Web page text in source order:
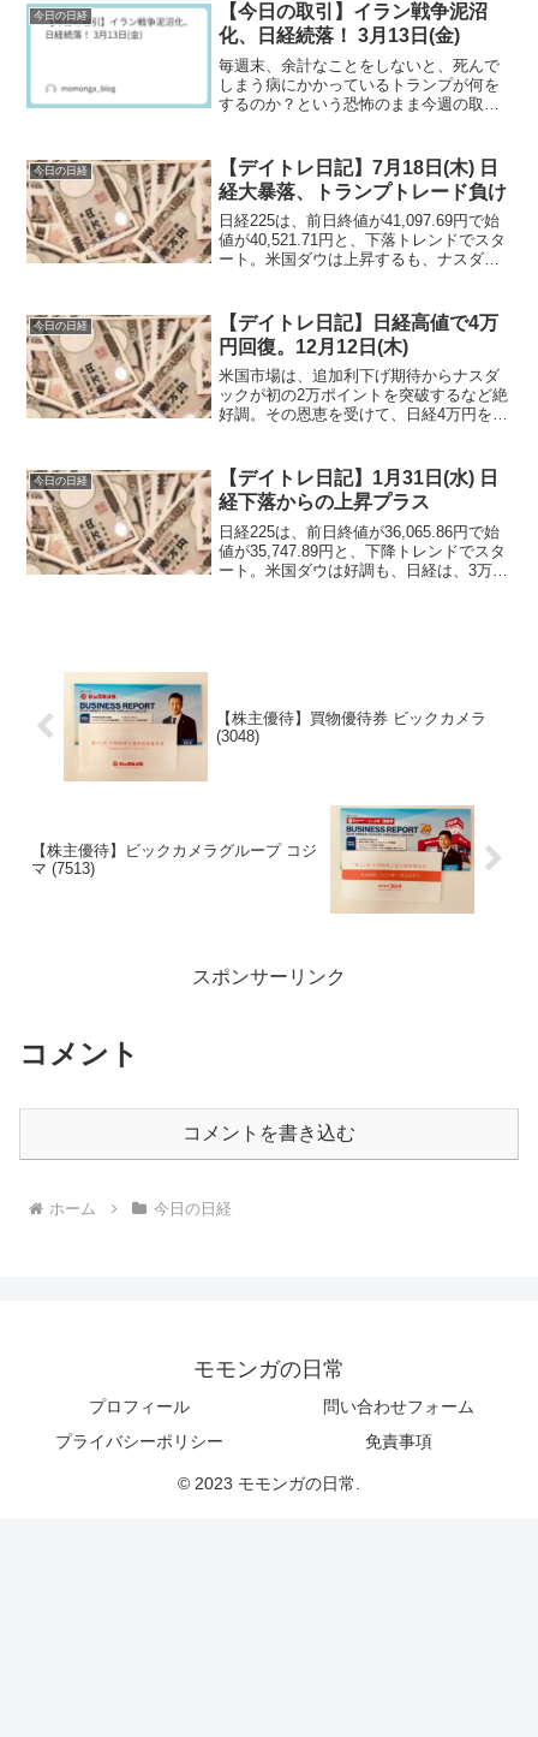
今日の日経
【今日の取引】イラン戦争泥沼
化、日経続落！ 3月13日(金)
毎週末、余計なことをしないと、死んで
しまう病にかかっているトランプが何を
するのか？という恐怖のまま今週の取引
今日の日経
【デイトレ日記】7月18日(木) 日
経大暴落、トランプトレード負け
日経225は、前日終値が41,097.69円で始
値が40,521.71円と、下落トレンドでスタ
ート。米国ダウは上昇するも、ナスダッ
今日の日経
【デイトレ日記】日経高値で4万
円回復。12月12日(木)
米国市場は、追加利下げ期待からナスダ
ックが初の2万ポイントを突破するなど絶
好調。その恩恵を受けて、日経4万円を回
今日の日経
【デイトレ日記】1月31日(水) 日
経下落からの上昇プラス
日経225は、前日終値が36,065.86円で始
値が35,747.89円と、下降トレンドでスタ
ート。米国ダウは好調も、日経は、3万6
【株主優待】買物優待券 ビックカメラ
(3048)
【株主優待】ビックカメラグループ コジ
マ (7513)
スポンサーリンク
コメント
コメントを書き込む
ホーム 今日の日経
モモンガの日常
プロフィール
問い合わせフォーム
プライバシーポリシー
免責事項
© 2023 モモンガの日常.